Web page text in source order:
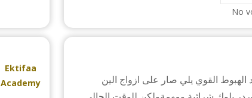
No
Ektifaa
Academy
الهبوط القوي يلي صار على ازواج الين